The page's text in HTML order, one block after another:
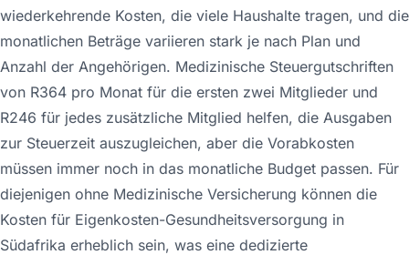
wiederkehrende Kosten, die viele Haushalte tragen, und die
monatlichen Beträge variieren stark je nach Plan und
Anzahl der Angehörigen. Medizinische Steuergutschriften
von R364 pro Monat für die ersten zwei Mitglieder und
R246 für jedes zusätzliche Mitglied helfen, die Ausgaben
zur Steuerzeit auszugleichen, aber die Vorabkosten
müssen immer noch in das monatliche Budget passen. Für
diejenigen ohne Medizinische Versicherung können die
Kosten für Eigenkosten-Gesundheitsversorgung in
Südafrika erheblich sein, was eine dedizierte